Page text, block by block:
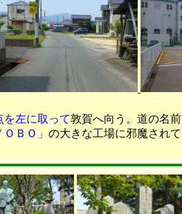
を左に取って敦賀へ向う。道の名
ＢＯ」 の大きな工場に邪魔され